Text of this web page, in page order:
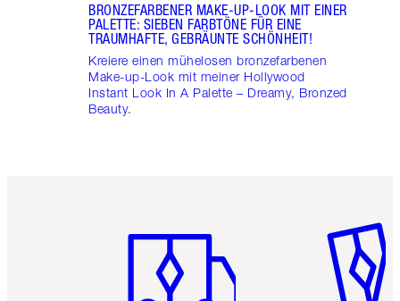
BRONZEFARBENER MAKE-UP-LOOK MIT EINER
PALETTE: SIEBEN FARBTÖNE FÜR EINE
TRAUMHAFTE, GEBRÄUNTE SCHÖNHEIT!
Kreiere einen mühelosen bronzefarbenen
Make-up-Look mit meiner Hollywood
Instant Look In A Palette – Dreamy, Bronzed
Beauty.